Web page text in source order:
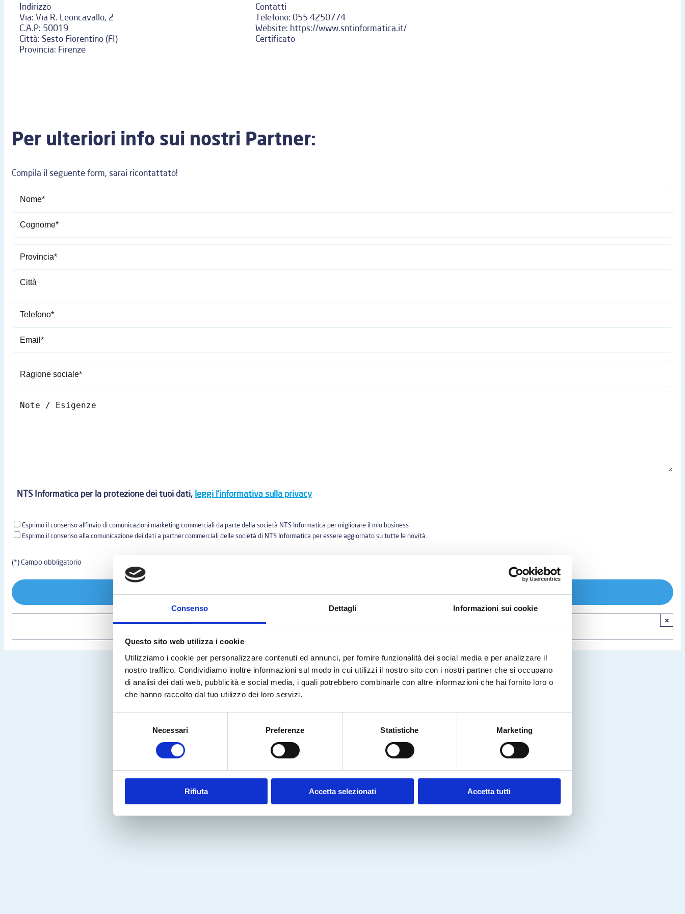
Consenso Dettagli Informazioni sui cookie
Questo sito web utilizza i cookie
Utilizziamo i cookie per personalizzare contenuti ed annunci, per fornire funzionalità dei social media e per analizzare il
nostro traffico. Condividiamo inoltre informazioni sul modo in cui utilizzi il nostro sito con i nostri partner che si occupano
di analisi dei dati web, pubblicità e social media, i quali potrebbero combinarle con altre informazioni che hai fornito loro o
che hanno raccolto dal tuo utilizzo dei loro servizi.
Necessari Preferenze Statistiche Marketing
Rifiuta Accetta selezionati Accetta tutti
Indirizzo
Via: Via R. Leoncavallo, 2
C.A.P: 50019
Città: Sesto Fiorentino (FI)
Provincia: Firenze
Contatti
Telefono: 055 4250774
Website: https://www.sntinformatica.it/
Certificato
Per ulteriori info sui nostri Partner:
Compila il seguente form, sarai ricontattato!
NTS Informatica per la protezione dei tuoi dati, leggi l'informativa sulla privacy
Esprimo il consenso all'invio di comunicazioni marketing commerciali da parte della società NTS Informatica per migliorare il mio business
Esprimo il consenso alla comunicazione dei dati a partner commerciali delle società di NTS Informatica per essere aggiornato su tutte le novità.
(*) Campo obbligatorio
×
Richiedi la demo gratuita